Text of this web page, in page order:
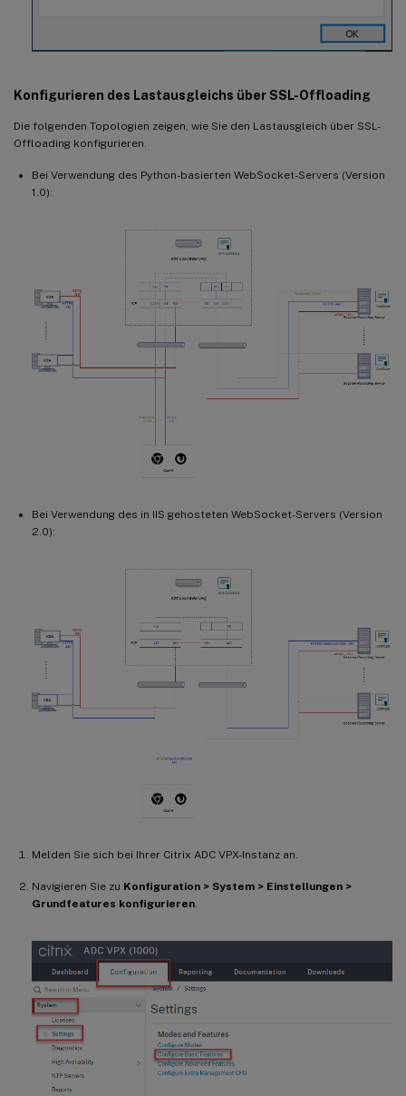
Konfigurieren des Lastausgleichs über SSL-Offloading
Die folgenden Topologien zeigen, wie Sie den Lastausgleich über SSL-
Offloading konfigurieren.
Bei Verwendung des Python-basierten WebSocket-Servers (Version
1.0):
Bei Verwendung des in IIS gehosteten WebSocket-Servers (Version
2.0):
Melden Sie sich bei Ihrer Citrix ADC VPX-Instanz an.
Navigieren Sie zu Konfiguration > System > Einstellungen >
Grundfeatures konfigurieren.